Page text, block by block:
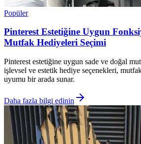
Popüler
Pinterest Estetiğine Uygun
Mutfak Hediyeleri Seçimi
Pinterest estetiğine uygun sade ve doğal
işlevsel ve estetik hediye seçenekleri,
uyumu bir arada sunar.
Daha fazla bilgi edinin